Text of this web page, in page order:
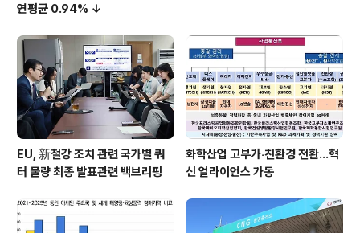
연평균 0.94% ↓
EU, 新철강 조치 관련 국가별 쿼
터 물량 최종 발표관련 백브리핑
화학산업 고부가‧친환경 전환…혁
신 얼라이언스 가동